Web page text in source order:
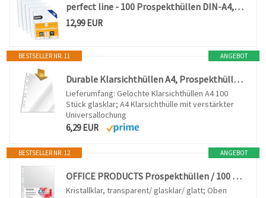
perfect line - 100 Prospekthüllen DIN-A4, Klarsichtfolien Glasklar, 60 my Stark, dokumentenecht, säurefrei
12,99 EUR
ANGEBOT
BESTSELLER NR. 11
Durable Klarsichthüllen A4, Prospekthüllen, 100 Stück, glasklar, 267219
Lieferumfang: Gelochte Klarsichthüllen A4 100
Stück glasklar; A4 Klarsichthülle mit verstärkter
Universallochung
6,29 EUR
ANGEBOT
BESTSELLER NR. 12
OFFICE PRODUCTS Prospekthüllen / 100 Stück/Din A4/ Glasklar Oben Offen Klarsichthüllen Sicht-Hüllen Gelochte Plastikhülle für Dokumente Papiere Akten Ordner/PP/Transparent 30 Mikron
Kristallklar, transparent/ glasklar/ glatt; Oben